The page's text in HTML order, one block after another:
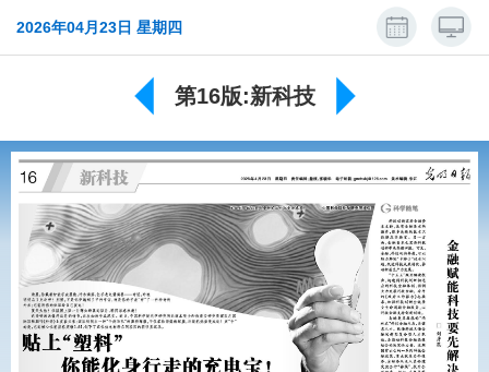
2026年04月23日 星期四
第16版:新科技